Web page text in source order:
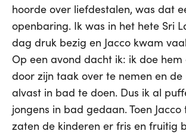
hoorde over liefdestalen, was dat
openbaring. Ik was in het hete Sri
dag druk bezig en Jacco kwam
Op een avond dacht ik: ik doe hem
door zijn taak over te nemen en de
alvast in bad te doen. Dus ik al
jongens in bad gedaan. Toen
zaten de kinderen er fris en fruitig